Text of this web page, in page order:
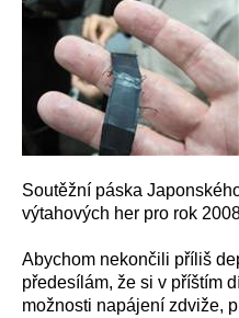
Soutěžní páska
výtahových her pro rok
Abychom nekončili příliš
předesílám, že si v příštím
možnosti napájení zdviže,